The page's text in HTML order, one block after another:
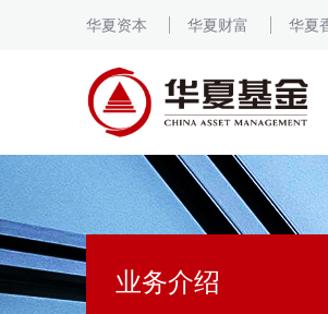
华夏资本 华夏财富 华夏
业务介绍